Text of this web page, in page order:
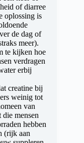
of diarree
oplossing is
de dag of
meer).
te kijken hoe
verdragen
erbij
creatine bij
weinig tot
van
die mensen
hebben
(rijk aan